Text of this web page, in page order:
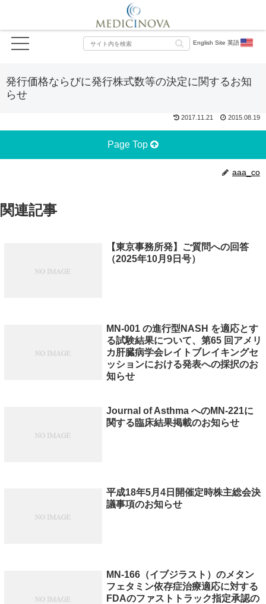
English Site 英語
発行価格ならびに発行株式数等の決定に関するお知
らせ
2017.11.21 2015.08.19
Page Top
aaa_co
関連記事
【東京事務所発】ご質問への回答
（2025年10月9日号）
MN-001 の進行型NASH を適応とす
る試験結果について、第65 回アメリ
カ肝臓病学会レイトブレイキングセ
ッションにおける発表への採択のお
知らせ
Journal of Asthma へのMN-221に
関する臨床結果掲載のお知らせ
平成18年5月4日開催定時株主総会決
議事項のお知らせ
MN-166（イブジラスト）のメタン
フェタミン依存症治療適応に対する
FDAのファストトラック指定承認の